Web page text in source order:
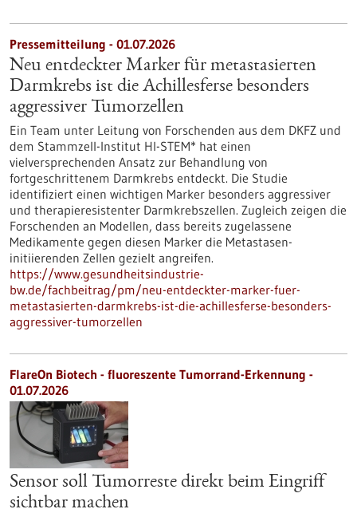
Pressemitteilung - 01.07.2026
Neu entdeckter Marker für metastasierten
Darmkrebs ist die Achillesferse besonders
aggressiver Tumorzellen
Ein Team unter Leitung von Forschenden aus dem DKFZ und
dem Stammzell-Institut HI-STEM* hat einen
vielversprechenden Ansatz zur Behandlung von
fortgeschrittenem Darmkrebs entdeckt. Die Studie
identifiziert einen wichtigen Marker besonders aggressiver
und therapieresistenter Darmkrebszellen. Zugleich zeigen die
Forschenden an Modellen, dass bereits zugelassene
Medikamente gegen diesen Marker die Metastasen-
initiierenden Zellen gezielt angreifen.
https://www.gesundheitsindustrie-
bw.de/fachbeitrag/pm/neu-entdeckter-marker-fuer-
metastasierten-darmkrebs-ist-die-achillesferse-besonders-
aggressiver-tumorzellen
FlareOn Biotech - fluoreszente Tumorrand-Erkennung -
01.07.2026
Sensor soll Tumorreste direkt beim Eingriff
sichtbar machen